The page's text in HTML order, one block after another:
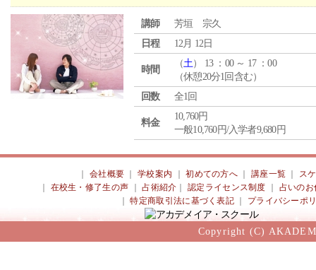
講師
芳垣 宗久
日程
12月 12日
時間
（土） 13 ：00 ～ 17 ：00
（休憩20分1回含む）
回数
全1回
料金
10,760円
一般10,760円/入学者9,680円
会社概要 ｜学校案内 ｜初めての方へ 講座一覧
ス
在校生・修了生の声 ｜占術紹介 ｜認定ライセンス制度
占いのお
｜特定商取引法に基づく表記 プライバシーポ
Copyright (C)